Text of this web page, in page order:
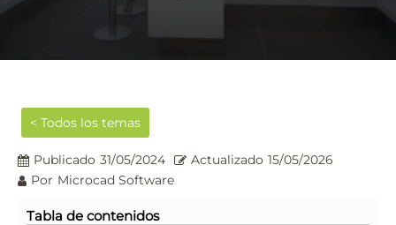
< Todos los temas
Publicado 31/05/2024 Actualizado 15/05/2026
Por Microcad Software
Tabla de contenidos